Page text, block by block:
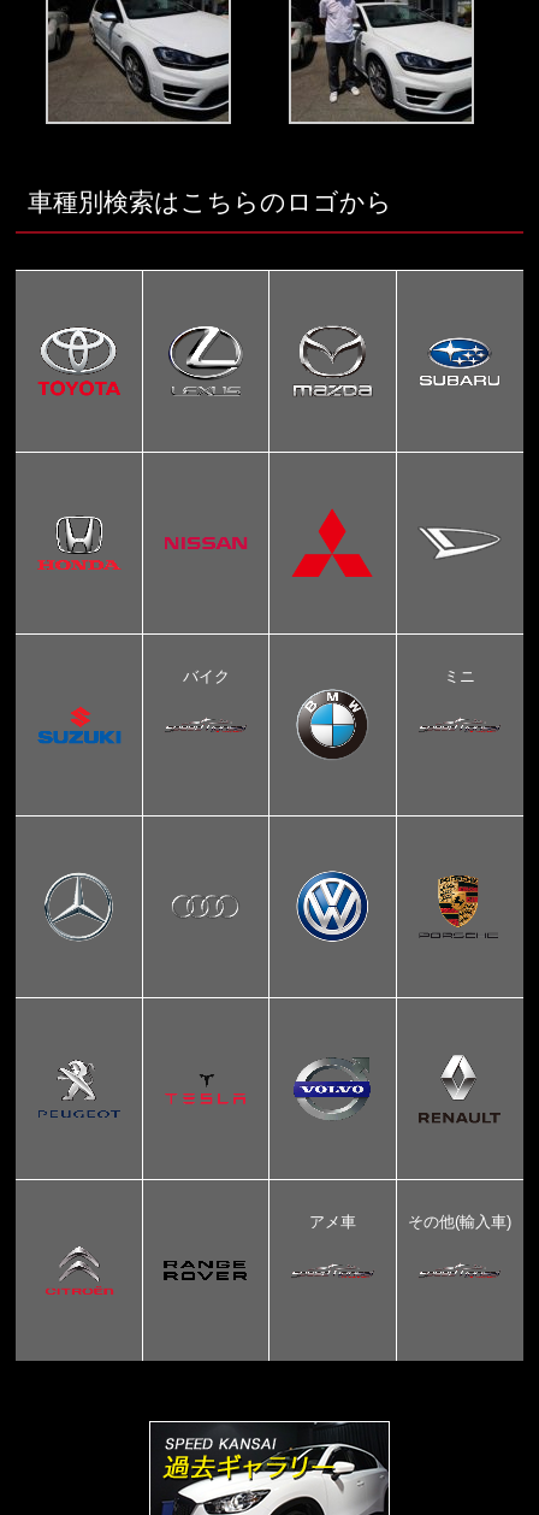
車種別検索はこちらのロゴから
バイク ミニ
アメ車 その他(輸入車)